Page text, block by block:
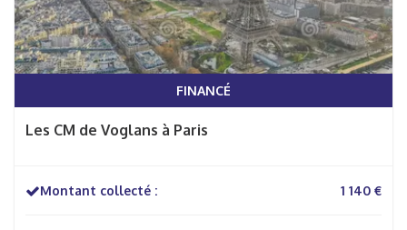
FINANCÉ
Les CM de Voglans à Paris
Montant collecté : 1 140 €